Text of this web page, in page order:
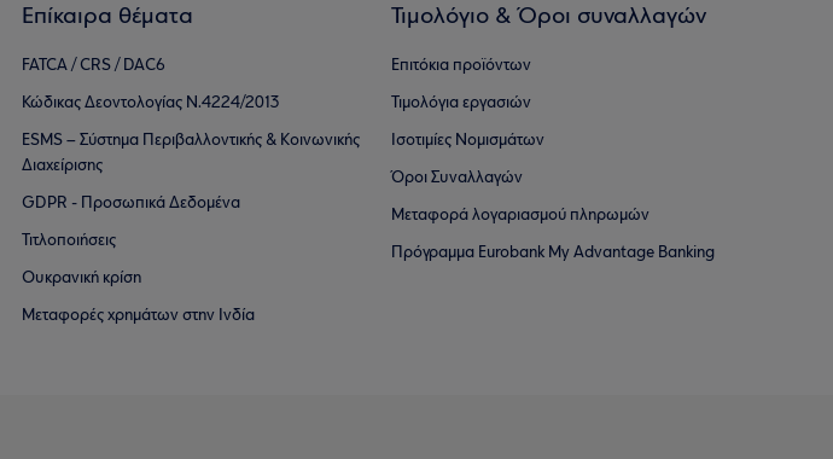
Επίκαιρα θέματα
FATCA / CRS / DAC6
Κώδικας Δεοντολογίας Ν.4224/2013
ESMS – Σύστημα Περιβαλλοντικής & Κοινωνικής
Διαχείρισης
GDPR - Προσωπικά Δεδομένα
Τιτλοποιήσεις
Ουκρανική κρίση
Μεταφορές χρημάτων στην Ινδία
Τιμολόγιο & Όροι συναλλαγών
Επιτόκια προϊόντων
Τιμολόγια εργασιών
Ισοτιμίες Νομισμάτων
Όροι Συναλλαγών
Μεταφορά λογαριασμού πληρωμών
Πρόγραμμα Eurobank My Advantage Banking